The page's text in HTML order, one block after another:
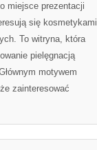
miejsce prezentacji
się kosmetykami
To witryna, która
pielęgnacją
motywem
zainteresować